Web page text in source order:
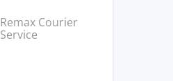
Remax Courier
Service